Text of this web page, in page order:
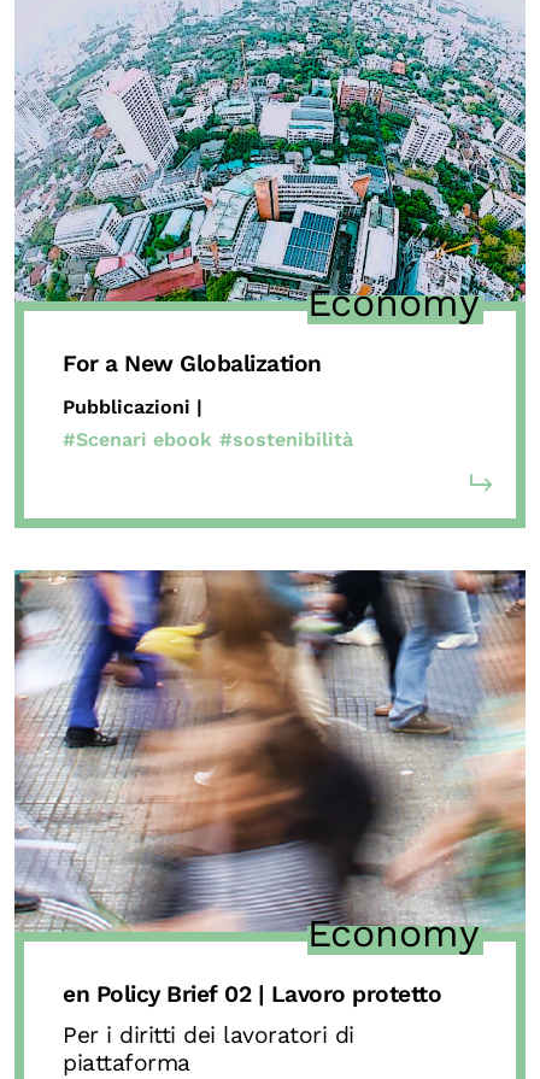
Economy
For a New Globalization
Pubblicazioni |
#Scenari ebook #sostenibilità
Economy
en Policy Brief 02 | Lavoro protetto
Per i diritti dei lavoratori di
piattaforma